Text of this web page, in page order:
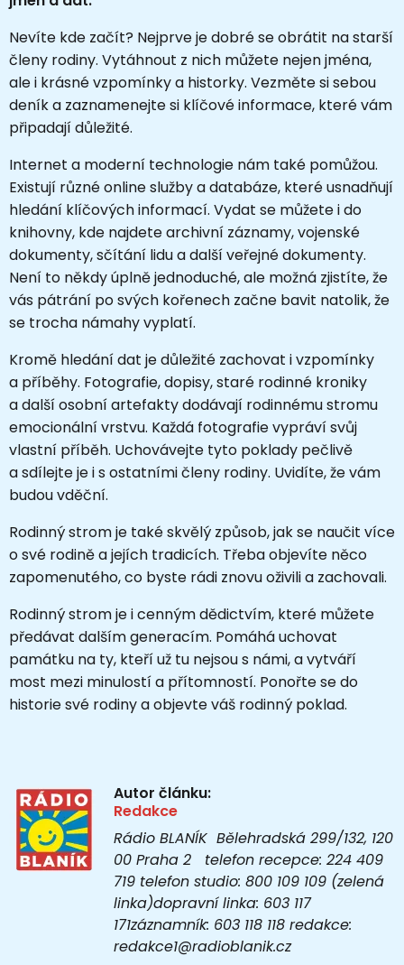
Nevíte kde začít? Nejprve je dobré se obrátit na starší
členy rodiny. Vytáhnout z nich můžete nejen jména,
ale i krásné vzpomínky a historky. Vezměte si sebou
deník a zaznamenejte si klíčové informace, které vám
připadají důležité.
Internet a moderní technologie nám také pomůžou.
Existují různé online služby a databáze, které usnadňují
hledání klíčových informací. Vydat se můžete i do
knihovny, kde najdete archivní záznamy, vojenské
dokumenty, sčítání lidu a další veřejné dokumenty.
Není to někdy úplně jednoduché, ale možná zjistíte, že
vás pátrání po svých kořenech začne bavit natolik, že
se trocha námahy vyplatí.
Kromě hledání dat je důležité zachovat i vzpomínky
a příběhy. Fotografie, dopisy, staré rodinné kroniky
a další osobní artefakty dodávají rodinnému stromu
emocionální vrstvu. Každá fotografie vypráví svůj
vlastní příběh. Uchovávejte tyto poklady pečlivě
a sdílejte je i s ostatními členy rodiny. Uvidíte, že vám
budou vděční.
Rodinný strom je také skvělý způsob, jak se naučit více
o své rodině a jejích tradicích. Třeba objevíte něco
zapomenutého, co byste rádi znovu oživili a zachovali.
Rodinný strom je i cenným dědictvím, které můžete
předávat dalším generacím. Pomáhá uchovat
památku na ty, kteří už tu nejsou s námi, a vytváří
most mezi minulostí a přítomností. Ponořte se do
historie své rodiny a objevte váš rodinný poklad.
Autor článku:
Redakce
Rádio BLANÍK Bělehradská 299/132, 120
00 Praha 2 telefon recepce: 224 409
719 telefon studio: 800 109 109 (zelená
linka)dopravní linka: 603 117
171záznamník: 603 118 118 redakce:
redakce1@radioblanik.cz